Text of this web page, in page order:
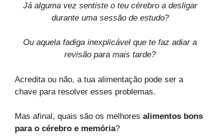
Já alguma vez sentiste o teu cérebro a desligar
durante uma sessão de estudo?
Ou aquela fadiga inexplicável que te faz adiar a
revisão para mais tarde?
Acredita ou não, a tua alimentação pode ser a
chave para resolver esses problemas.
Mas afinal, quais são os melhores alimentos bons
para o cérebro e memória?